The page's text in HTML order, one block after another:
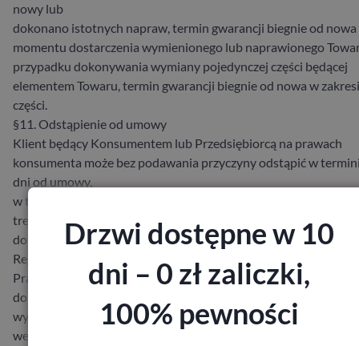
nowy lub
dokonano istotnych napraw, termin gwarancji biegnie od nowa
momentu dostarczenia wymienionego lub naprawionego
przypadku dokonywania wymiany pojedynczej części będącej
elementem Towaru, termin gwarancji biegnie od nowa w
części.
§11. Odstąpienie od umowy
Klient będący Konsumentem lub Przedsiębiorcą na prawach
konsumenta może bez podawania przyczyny odstąpić w
dni od umowy,
w tym od umowy Sprzedaży, z zastrzeżeniem norm
treści pouczenia o odstąpieniu od umowy, stanowiącego
do
Regulaminu.
Prawo odstąpienia od umowy nie przysługuje m. in. w
do umowy Sprzedaży Towaru nieprefabrykowanego,
wyprodukowanego
według specyfikacji Klienta lub służącego zaspokojeniu jego
Drzwi dostępne w 10
dni – 0 zł zaliczki,
100% pewności